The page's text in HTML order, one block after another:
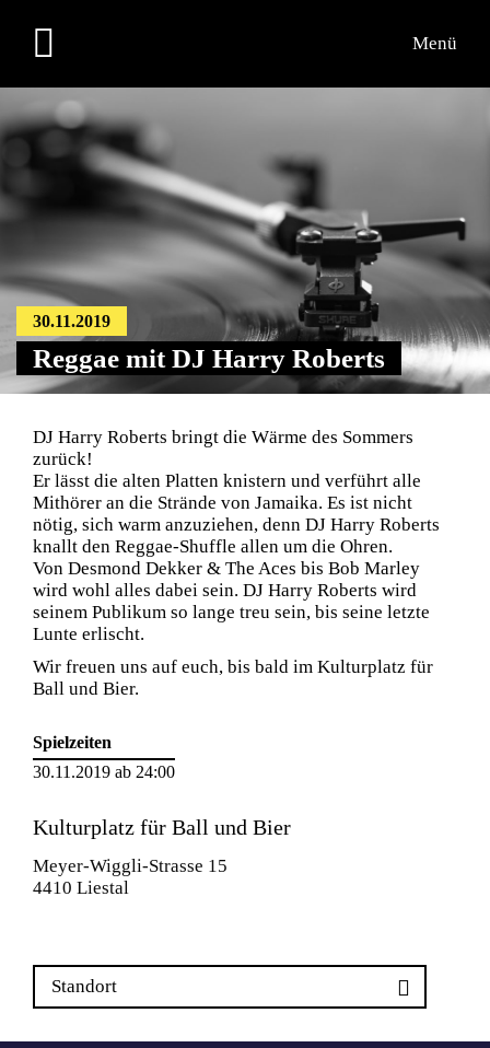
Übersicht
Informationen
Kontakt
Menü
30.11.2019
Reggae mit DJ Harry Roberts
DJ Harry Roberts bringt die Wärme des Sommers
zurück!
Er lässt die alten Platten knistern und verführt alle
Mithörer an die Strände von Jamaika. Es ist nicht
nötig, sich warm anzuziehen, denn DJ Harry Roberts
knallt den Reggae-Shuffle allen um die Ohren.
Von Desmond Dekker & The Aces bis Bob Marley
wird wohl alles dabei sein. DJ Harry Roberts wird
seinem Publikum so lange treu sein, bis seine letzte
Lunte erlischt.
Wir freuen uns auf euch, bis bald im Kulturplatz für
Ball und Bier.
Spielzeiten
30.11.2019 ab 24:00
Kulturplatz für Ball und Bier
Meyer-Wiggli-Strasse 15
4410 Liestal
Standort